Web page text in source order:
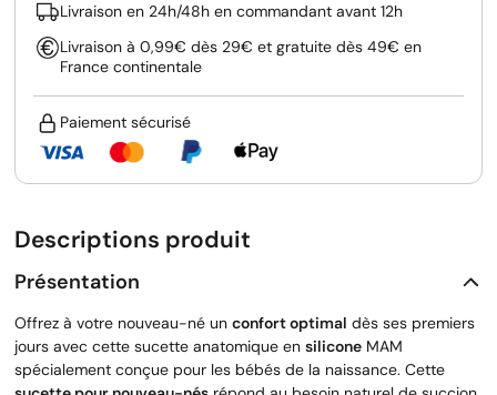
Livraison en 24h/48h en commandant avant 12h
Livraison à 0,99€ dès 29€ et gratuite dès 49€ en
France continentale
Paiement sécurisé
Descriptions produit
Présentation
Offrez à votre nouveau-né un confort optimal dès ses premiers
jours avec cette sucette anatomique en silicone MAM
spécialement conçue pour les bébés de la naissance. Cette